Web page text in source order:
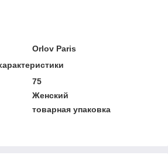
Orlov Paris
75
Женский
товарная упаковка